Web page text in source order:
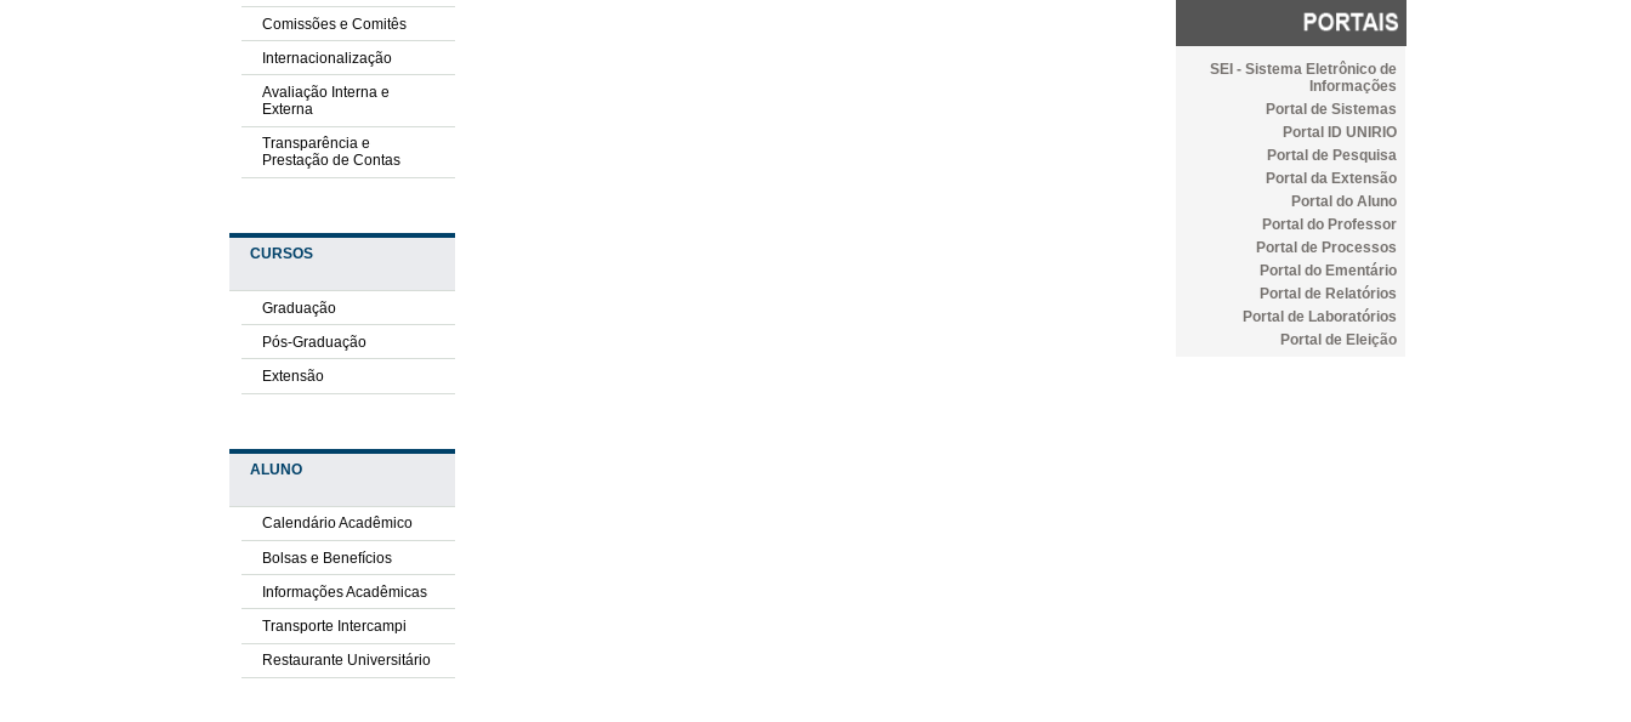
Comissões e Comitês
Internacionalização
Avaliação Interna e
Externa
Transparência e
Prestação de Contas
CURSOS
Graduação
Pós-Graduação
Extensão
ALUNO
Calendário Acadêmico
Bolsas e Benefícios
Informações Acadêmicas
Transporte Intercampi
Restaurante Universitário
SEI - Sistema Eletrônico de
Informações
Portal de Sistemas
Portal ID UNIRIO
Portal de Pesquisa
Portal da Extensão
Portal do Aluno
Portal do Professor
Portal de Processos
Portal do Ementário
Portal de Relatórios
Portal de Laboratórios
Portal de Eleição